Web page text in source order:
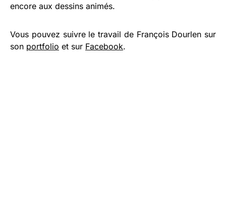
encore aux dessins animés.
Vous pouvez suivre le travail de François Dourlen sur
son portfolio et sur Facebook.